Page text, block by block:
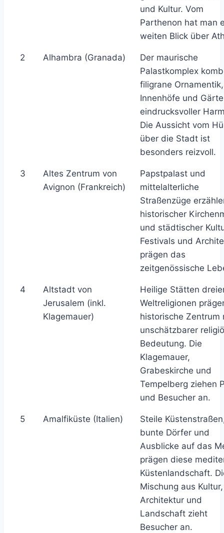
und Kultur. Vom
Parthenon hat man
weiten Blick über
2 Alhambra (Granada)
Der maurische
Palastkomplex
filigrane Ornamentik,
Innenhöfe und
eindrucksvoller
Die Aussicht vom
über die Stadt ist
besonders reizvoll.
3
Altes Zentrum von
Avignon (Frankreich)
Papstpalast und
mittelalterliche
Straßenzüge
historischer
und städtischer
Festivals und
prägen das
zeitgenössische
4
Altstadt von
Jerusalem (inkl.
Klagemauer)
Heilige Stätten
Weltreligionen
historische Zentrum
unschätzbarer
Bedeutung. Die
Klagemauer,
Grabeskirche und
Tempelberg ziehen
und Besucher an.
5 Amalfiküste (Italien)
Steile
bunte Dörfer und
Ausblicke auf das
prägen diese
Küstenlandschaft.
Mischung aus Kultur,
Architektur und
Landschaft zieht
Besucher an.